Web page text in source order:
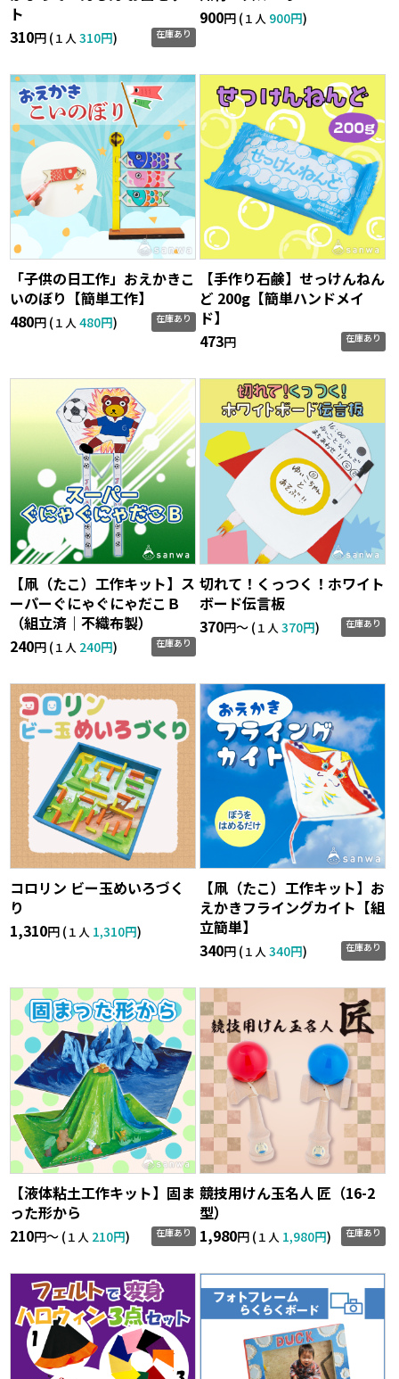
ト
310円 (１人310円) 在庫あり
900円 (１人 900円)
「子供の日工作」おえかきこ
いのぼり【簡単工作】
480円 (１人480円) 在庫あり
【手作り石鹸】せっけんねん
ど 200g【簡単ハンドメイ
ド】
473円 在庫あり
【凧（たこ）工作キット】ス
ーパーぐにゃぐにゃだこＢ
（組立済｜不織布製）
240円 (１人 240円) 在庫あり
切れて！くっつく！ホワイト
ボード伝言板
370円〜 (１人370円) 在庫あり
コロリン ビー玉めいろづく
り
1,310円 (１人 1,310円)
【凧（たこ）工作キット】お
えかきフライングカイト【組
立簡単】
340円 (１人340円) 在庫あり
【液体粘土工作キット】固ま
った形から
210円〜 (１人 210円) 在庫あり
競技用けん玉名人 匠（16-2
型）
1,980円 (１人 1,980円) 在庫あり